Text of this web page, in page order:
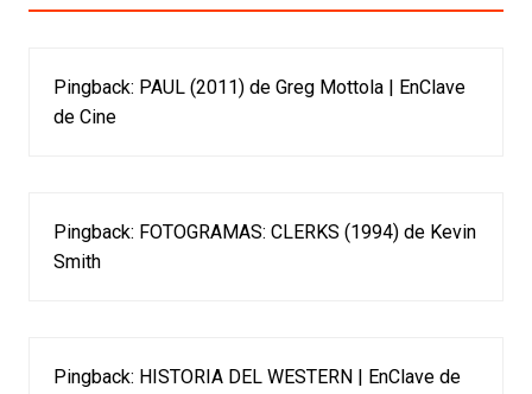
Pingback: PAUL (2011) de Greg Mottola | EnClave
de Cine
Pingback: FOTOGRAMAS: CLERKS (1994) de Kevin
Smith
Pingback: HISTORIA DEL WESTERN | EnClave de